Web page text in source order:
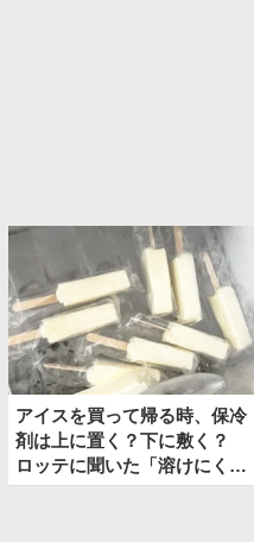
アイスを買って帰る時、保冷
剤は上に置く？下に敷く？
ロッテに聞いた「溶けにくい
持ち帰り方」